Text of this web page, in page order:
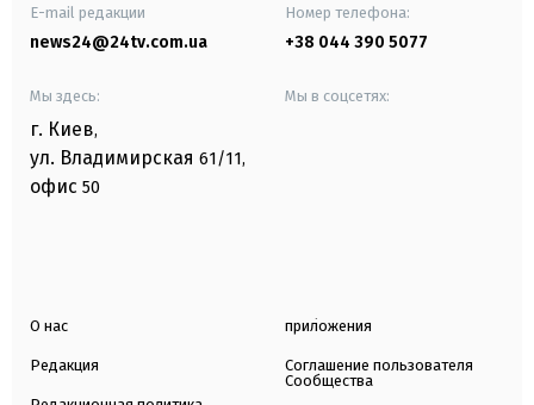
E-mail редакции
news24@24tv.com.ua
Номер телефона:
+38 044 390 5077
Мы здесь:
г. Киев,
ул. Владимирская 61/11,
офис 50
Мы в соцсетях:
О нас
Редакция
приложения
Соглашение пользователя
Сообщества